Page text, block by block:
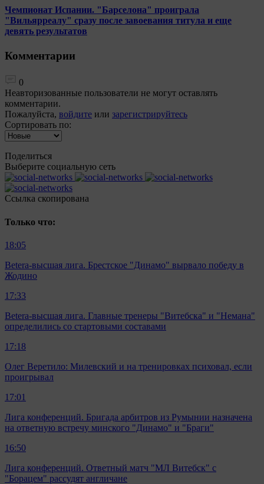
Чемпионат Испании. "Барселона" проиграла
"Вильярреалу" сразу после завоевания титула и еще
девять результатов
Комментарии
0
Неавторизованные пользователи не могут оставлять
комментарии.
Пожалуйста, войдите или зарегистрируйтесь
Сортировать по:
Поделиться
Выберите социальную сеть
Ccылка скопирована
Только что:
18:05
Betera-высшая лига. Брестское "Динамо" вырвало победу в
Жодино
17:33
Betera-высшая лига. Главные тренеры "Витебска" и "Немана"
определились со стартовыми составами
17:18
Олег Веретило: Милевский и на тренировках психовал, если
проигрывал
17:01
Лига конференций. Бригада арбитров из Румынии назначена
на ответную встречу минского "Динамо" и "Браги"
16:50
Лига конференций. Ответный матч "МЛ Витебск" с
"Борацем" рассудят англичане